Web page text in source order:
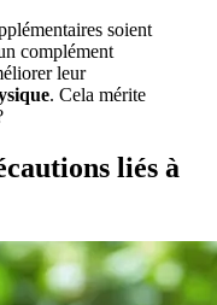
soient
complément
leur
. Cela mérite
liés à